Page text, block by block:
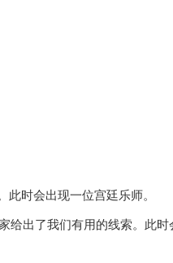
时会出现一位宫廷乐师。
出了我们有用的线索。此时